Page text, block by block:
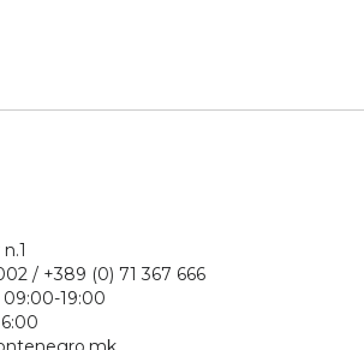
Popov n.1
/ +389 (0) 71 367 666
09:00-19:00